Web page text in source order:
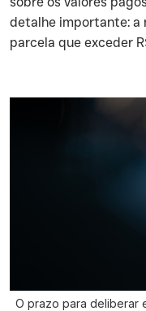
detalhe importante: a
parcela que exceder
O prazo para deliberar